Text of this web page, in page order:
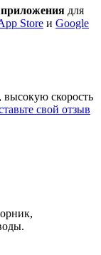
для
Store и Google
высокую скорость
свой отзыв